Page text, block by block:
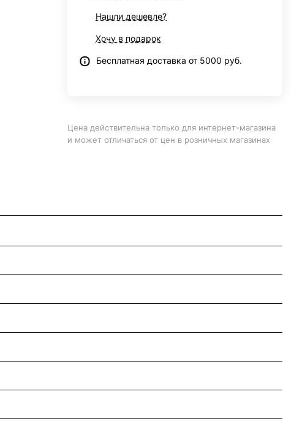
Нашли дешевле?
Хочу в подарок
Бесплатная доставка от 5000 руб.
Цена действительна только для интернет-магазина
и может отличаться от цен в розничных магазинах